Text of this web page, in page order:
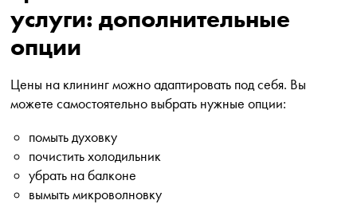
услуги: дополнительные
опции
Цены на клининг можно адаптировать под себя. Вы
можете самостоятельно выбрать нужные опции:
помыть духовку
почистить холодильник
убрать на балконе
вымыть микроволновку